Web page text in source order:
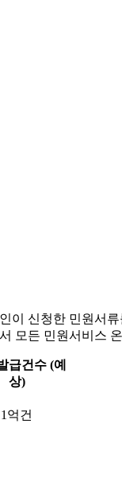
신청한 민원서
모든 민원서비스
급건수 (예
상)
1억건